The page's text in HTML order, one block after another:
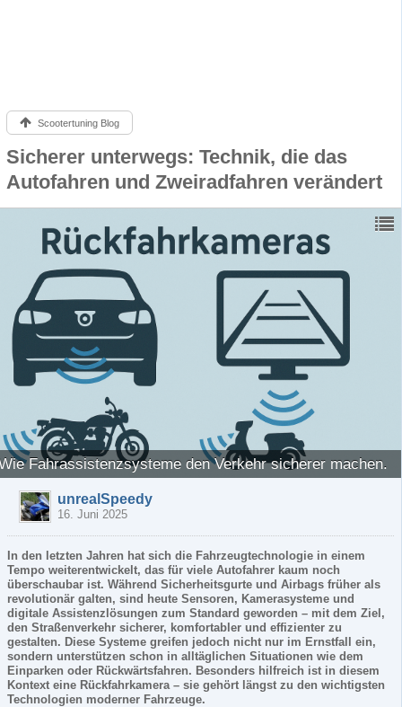
Scootertuning Blog
Sicherer unterwegs: Technik, die das
Autofahren und Zweiradfahren verändert
Fahrassistenzsysteme den Verkehr sicherer machen.
unrealSpeedy
16. Juni 2025
In den letzten Jahren hat sich die Fahrzeugtechnologie in einem
Tempo weiterentwickelt, das für viele Autofahrer kaum noch
überschaubar ist. Während Sicherheitsgurte und Airbags früher als
revolutionär galten, sind heute Sensoren, Kamerasysteme und
digitale Assistenzlösungen zum Standard geworden – mit dem Ziel,
den Straßenverkehr sicherer, komfortabler und effizienter zu
gestalten. Diese Systeme greifen jedoch nicht nur im Ernstfall ein,
sondern unterstützen schon in alltäglichen Situationen wie dem
Einparken oder Rückwärtsfahren. Besonders hilfreich ist in diesem
Kontext eine Rückfahrkamera – sie gehört längst zu den wichtigsten
Technologien moderner Fahrzeuge.